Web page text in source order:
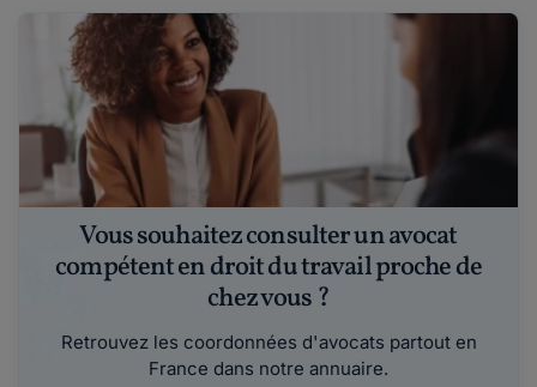
Vous souhaitez consulter un avocat
compétent en droit du travail proche de
chez vous ?
Retrouvez les coordonnées d'avocats partout en
France dans notre annuaire.